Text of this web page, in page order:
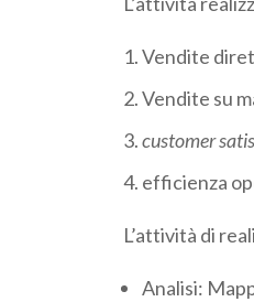
Vendite
Vendite su
customer
efficienza
L’attività di
Analisi: